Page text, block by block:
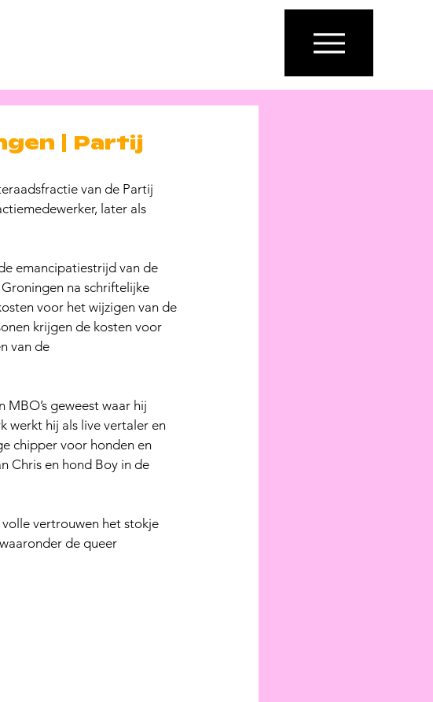
| Partij
van de Partij
later als
emancipatiestrijd van de
na schriftelijke
voor het wijzigen van de
krijgen de kosten voor
van de
geweest waar hij
werkt hij als live vertaler en
chipper voor honden en
Chris en hond Boy in de
vertrouwen het stokje
de queer